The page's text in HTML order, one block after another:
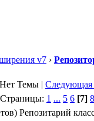
v7 ›
Нет Темы | Следующая
Страницы: 1 ... 5 6 [7] 8
Репозитарий